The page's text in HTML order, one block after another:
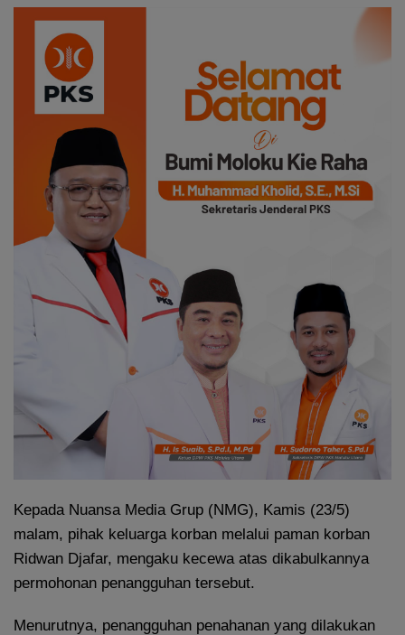
Kepada Nuansa Media Grup (NMG), Kamis (23/5)
malam, pihak keluarga korban melalui paman korban
Ridwan Djafar, mengaku kecewa atas dikabulkannya
permohonan penangguhan tersebut.
Menurutnya, penangguhan penahanan yang dilakukan